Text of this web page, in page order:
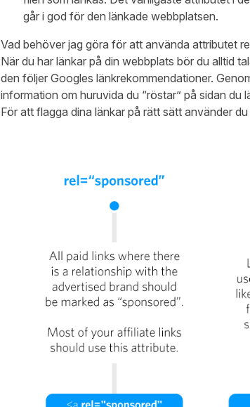
går i god för den länkade webbplatsen.
Vad behöver jag göra för att använda attributet
När du har länkar på din webbplats bör du alltid
den följer Googles länkrekommendationer.
information om huruvida du “röstar” på sidan du
För att flagga dina länkar på rätt sätt använder